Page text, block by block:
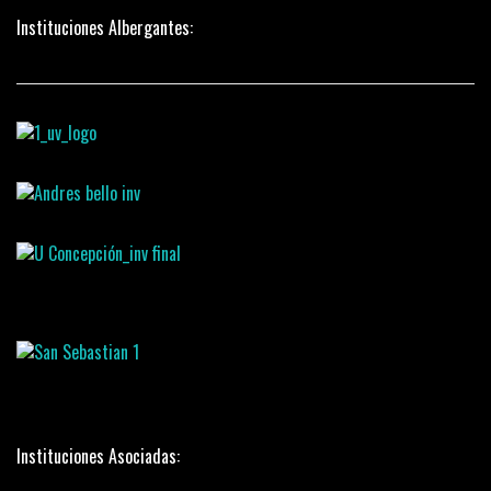
Instituciones Albergantes:
Instituciones Asociadas: